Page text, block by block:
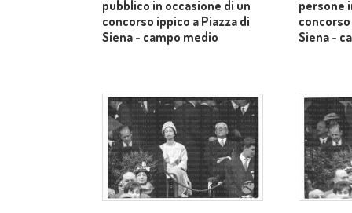
pubblico in occasione di un
concorso ippico a Piazza di
Siena - campo medio
persone
Siena -